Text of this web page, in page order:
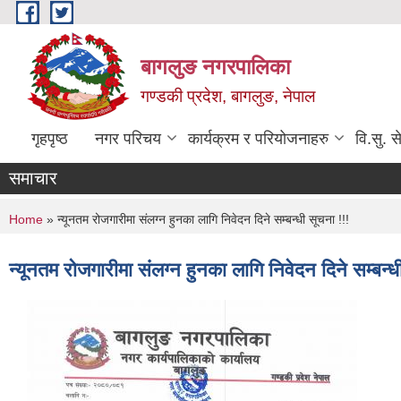
Skip to main content
बागलुङ नगरपालिका
गण्डकी प्रदेश, बागलुङ, नेपाल
गृहपृष्ठ नगर परिचय कार्यक्रम र परियोजनाहरु वि.सु.
समाचार
You are here
Home » न्यूनतम रोजगारीमा संलग्न हुनका लागि निवेदन दिने सम्बन्धी सूचना !!!
न्यूनतम रोजगारीमा संलग्न हुनका लागि निवेदन दिने